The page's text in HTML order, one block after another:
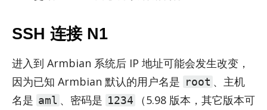
SSH 连接 N1
进入到 Arm­bian 系统后 IP 地址可能会发生改变，
因为已知 Arm­bian 默认的用户名是 root 、主机
名是 aml 、密码是 1234
（5.98 版本，其它版本可